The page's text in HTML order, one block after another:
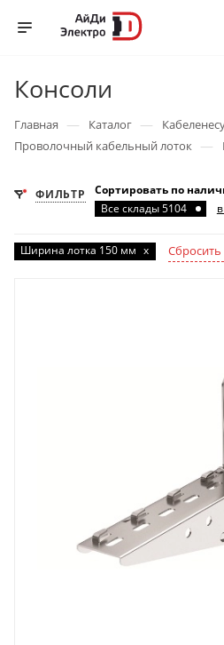
Консоли
Главная — Каталог —
Проволочный кабельный лоток —
ФИЛЬТР
Сортировать по
Все склады 5104
Ширина лотка 150 мм x Сбросить